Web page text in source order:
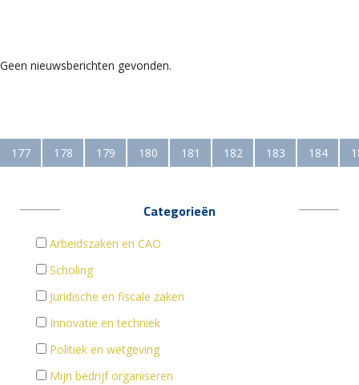
Geen nieuwsberichten gevonden.
177 178 179 180 181 182 183 184
Categorieën
Arbeidszaken en CAO
Scholing
Juridische en fiscale zaken
Innovatie en techniek
Politiek en wetgeving
Mijn bedrijf organiseren